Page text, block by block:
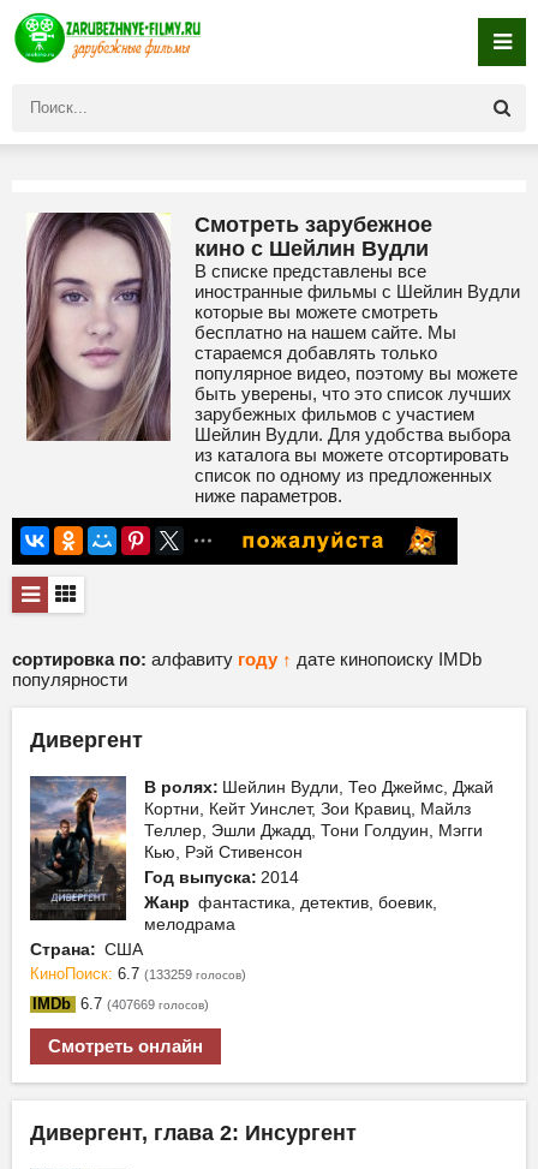
Смотреть зарубежное
кино с Шейлин Вудли
В списке представлены все
иностранные фильмы с Шейлин Вудли
которые вы можете смотреть
бесплатно на нашем сайте. Мы
стараемся добавлять только
популярное видео, поэтому вы можете
быть уверены, что это список лучших
зарубежных фильмов с участием
Шейлин Вудли. Для удобства выбора
из каталога вы можете отсортировать
список по одному из предложенных
ниже параметров.
сортировка по: алфавиту году ↑ дате кинопоиску IMDb
популярности
Дивергент
В ролях: Шейлин Вудли, Тео Джеймс, Джай
Кортни, Кейт Уинслет, Зои Кравиц, Майлз
Теллер, Эшли Джадд, Тони Голдуин, Мэгги
Кью, Рэй Стивенсон
Год выпуска: 2014
Жанр фантастика, детектив, боевик,
мелодрама
Страна: США
КиноПоиск: 6.7 (133259 голосов)
IMDb 6.7 (407669 голосов)
Смотреть онлайн
Дивергент, глава 2: Инсургент